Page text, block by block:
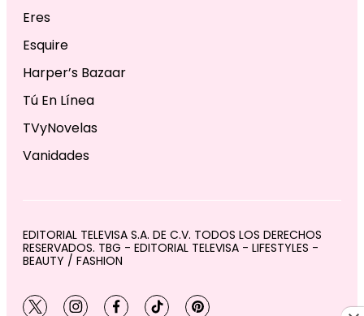
Eres
Esquire
Harper’s Bazaar
Tú En Línea
TVyNovelas
Vanidades
EDITORIAL TELEVISA S.A. DE C.V. TODOS LOS DERECHOS
RESERVADOS. TBG - EDITORIAL TELEVISA - LIFESTYLES -
BEAUTY / FASHION